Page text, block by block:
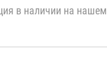
в наличии на нашем